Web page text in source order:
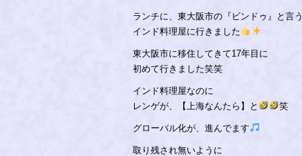
ランチに、東大阪市の『ビンドゥ』と言う
インド料理屋に行きました
東大阪市に移住してきて17年目に
初めて行きました笑笑
インド料理屋なのに
レンゲが、【上海なんたら】と
笑
グローバル化が、進んでます
取り残され無いように